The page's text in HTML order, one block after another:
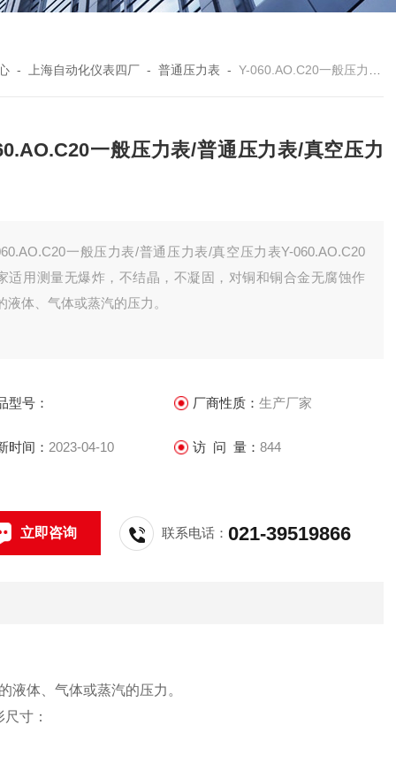
- 上海自动化仪表四厂 -普通压力表 -Y-060.AO.C20一般压力表/普通压力表/真空压力表
一般压力表/普通压力表/真空压力
一般压力表/普通压力表/真空压力表Y-060.AO.C20
适用测量无爆炸，不结晶，不凝固，对铜和铜合金无腐蚀作
液体、气体或蒸汽的压力。
型号： 厂商性质： 生产厂家
时间： 2023-04-10 访 问 量： 844
立即咨询 联系电话：021-39519866
液体、气体或蒸汽的压力。
尺寸：